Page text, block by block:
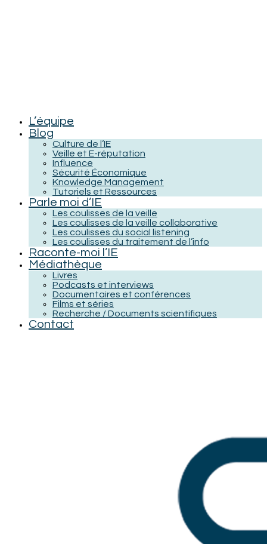
L’équipe
Blog
Culture de l’IE
Veille et E-réputation
Influence
Sécurité Économique
Knowledge Management
Tutoriels et Ressources
Parle moi d’IE
Les coulisses de la veille
Les coulisses de la veille collaborative
Les coulisses du social listening
Les coulisses du traitement de l’info
Raconte-moi l’IE
Médiathèque
Livres
Podcasts et interviews
Documentaires et conférences
Films et séries
Recherche / Documents scientifiques
Contact